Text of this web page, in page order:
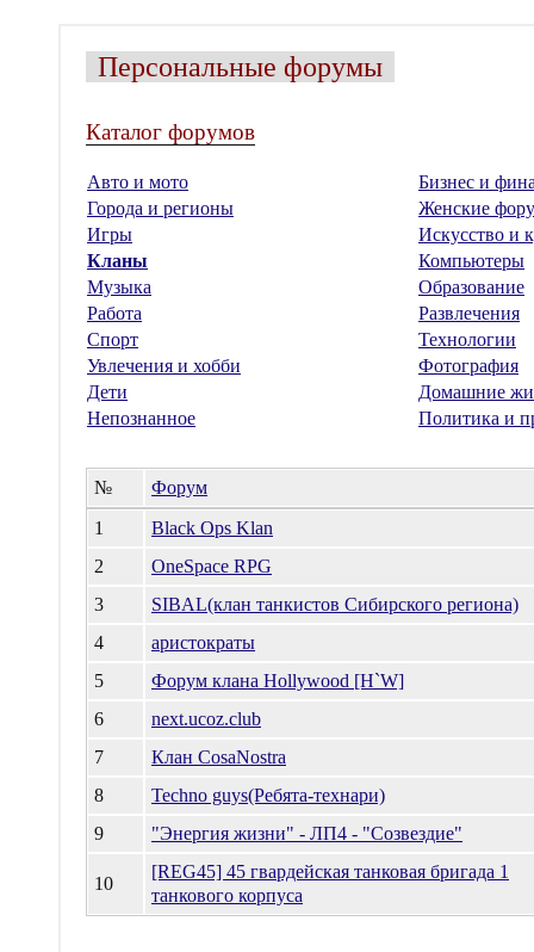
Персональные форумы
Каталог форумов
Авто и мото
Бизнес и
Города и регионы
Женские
Игры
Искусство и
Кланы
Компьютеры
Музыка
Образование
Работа
Развлечения
Спорт
Технологии
Увлечения и хобби
Фотография
Дети
Домашние
Непознанное
Политика и
№
Форум
1
Black Ops Klan
2
OneSpace RPG
3
SIBAL(клан танкистов Сибирского региона)
4
аристократы
5
Форум клана Hollywood [H`W]
6
next.ucoz.club
7
Клан CosaNostra
8
Techno guys(Ребята-технари)
9
"Энергия жизни" - ЛП4 - "Созвездие"
10
[REG45] 45 гвардейская танковая бригада 1
танкового корпуса